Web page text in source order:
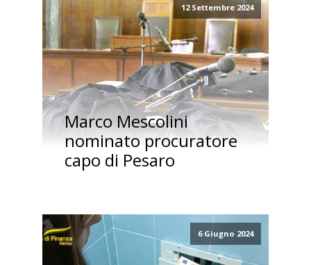
12 Settembre 2024
Marco Mescolini
nominato procuratore
capo di Pesaro
6 Giugno 2024